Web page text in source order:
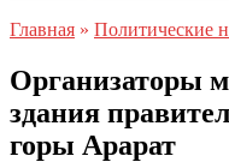
Главная » Политические
Организаторы
здания
горы Арарат